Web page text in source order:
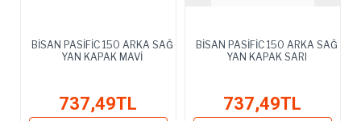
BİSAN PASİFİC 150 ARKA SAĞ
YAN KAPAK MAVİ
737,49TL
BİSAN PASİFİC 150 ARKA SAĞ
YAN KAPAK SARI
737,49TL